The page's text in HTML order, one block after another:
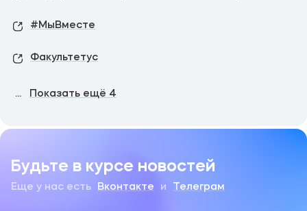
#МыВместе
Факультетус
... Показать ещё 4
Будьте в курсе новостей
Еще у нас есть Вконтакте и Телеграм